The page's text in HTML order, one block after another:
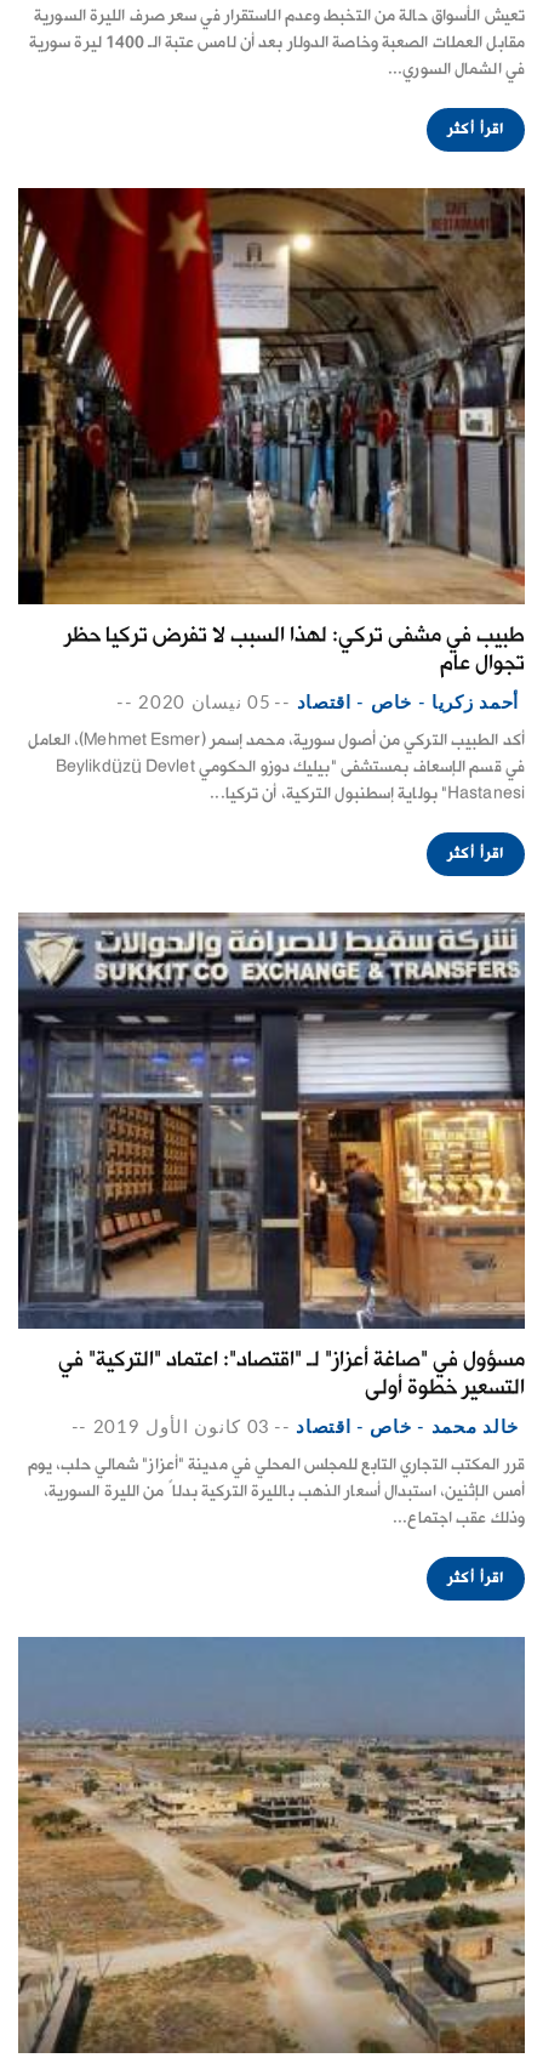
تعيش الأسواق حالة من التخبط وعدم الاستقرار في سعر صرف الليرة السورية
مقابل العملات الصعبة وخاصة الدولار بعد أن لامس عتبة الـ 1400 ليرة سورية
في الشمال السوري...
اقرأ أكثر
طبيب في مشفى تركي: لهذا السبب لا تفرض تركيا حظر
تجوال عام
أحمد زكريا - خاص - اقتصاد -- 05 نيسان 2020 --
أكد الطبيب التركي من أصول سورية، محمد إسمر (‏‎Mehmet Esmer‎‏)، العامل
في قسم الإسعاف بمستشفى "بيليك دوزو الحكومي Beylikdüzü Devlet
Hastanesi" بولاية إسطنبول التركية، أن تركيا...
اقرأ أكثر
مسؤول في "صاغة أعزاز" لـ "اقتصاد": اعتماد "التركية" في
التسعير خطوة أولى
خالد محمد - خاص - اقتصاد -- 03 كانون الأول 2019 --
قرر المكتب التجاري التابع للمجلس المحلي في مدينة "أعزاز" شمالي حلب، يوم
أمس الإثنين، استبدال أسعار الذهب بالليرة التركية بدلاً من الليرة السورية،
وذلك عقب اجتماع...
اقرأ أكثر